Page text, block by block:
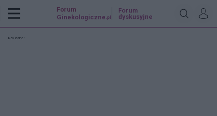
Forum
Ginekologiczne .pl
Forum
dyskusyjne
Reklama: